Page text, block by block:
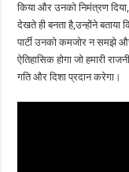
किया और उनको निमंत्रण
देखते ही बनता है,उन्होंने
पार्टी उनको कमजोर न समझे
ऐतिहासिक होगा जो हमारी
गति और दिशा प्रदान करेगा।